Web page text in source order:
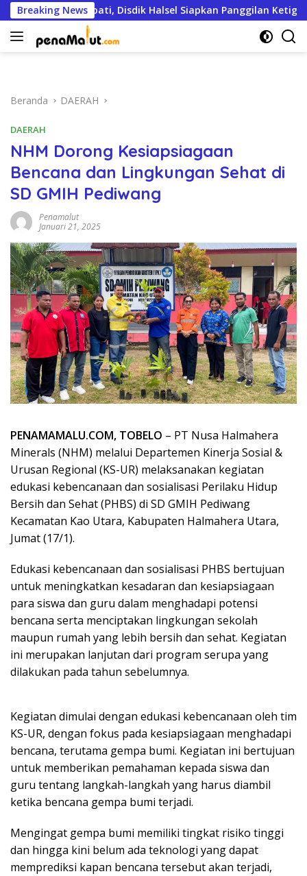
Langsung
ke
konten
Breaking News
hingga Bupati, Disdik Halsel Siapkan Panggilan Ketiga
Beranda DAERAH
DAERAH
NHM Dorong Kesiapsiagaan
Bencana dan Lingkungan Sehat di
SD GMIH Pediwang
Penamalut
Januari 21, 2025
PENAMAMALU.COM, TOBELO – PT Nusa Halmahera
Minerals (NHM) melalui Departemen Kinerja Sosial &
Urusan Regional (KS-UR) melaksanakan kegiatan
edukasi kebencanaan dan sosialisasi Perilaku Hidup
Bersih dan Sehat (PHBS) di SD GMIH Pediwang
Kecamatan Kao Utara, Kabupaten Halmahera Utara,
Jumat (17/1).
Edukasi kebencanaan dan sosialisasi PHBS bertujuan
untuk meningkatkan kesadaran dan kesiapsiagaan
para siswa dan guru dalam menghadapi potensi
bencana serta menciptakan lingkungan sekolah
maupun rumah yang lebih bersih dan sehat. Kegiatan
ini merupakan lanjutan dari program serupa yang
dilakukan pada tahun sebelumnya.
Kegiatan dimulai dengan edukasi kebencanaan oleh tim
KS-UR, dengan fokus pada kesiapsiagaan menghadapi
bencana, terutama gempa bumi. Kegiatan ini bertujuan
untuk memberikan pemahaman kepada siswa dan
guru tentang langkah-langkah yang harus diambil
ketika bencana gempa bumi terjadi.
Mengingat gempa bumi memiliki tingkat risiko tinggi
dan hingga kini belum ada teknologi yang dapat
memprediksi kapan bencana tersebut akan terjadi,